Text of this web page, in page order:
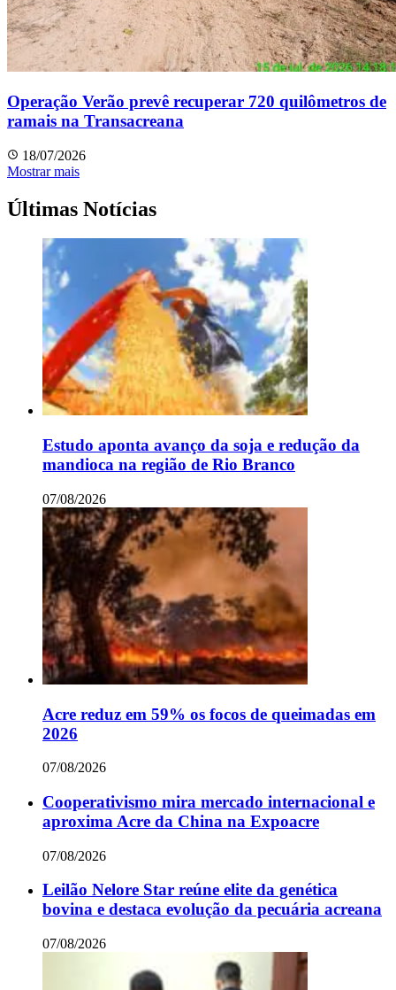
Operação Verão prevê recuperar 720 quilômetros de
ramais na Transacreana
18/07/2026
Mostrar mais
Últimas Notícias
Estudo aponta avanço da soja e redução da
mandioca na região de Rio Branco
07/08/2026
Acre reduz em 59% os focos de queimadas em
2026
07/08/2026
Cooperativismo mira mercado internacional e
aproxima Acre da China na Expoacre
07/08/2026
Leilão Nelore Star reúne elite da genética
bovina e destaca evolução da pecuária acreana
07/08/2026